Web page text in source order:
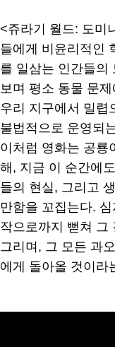
<쥬라기 월드: 도미
들에게 비윤리적인
를 일삼는 인간들의
보며 평소 동물 문
우리 지구에서 밀렵
불법적으로 운영되
이처럼 영화는 공룡
해, 지금 이 순간에
들의 현실, 그리고
만함을 꼬집는다.
작으로까지 뻗쳐 그
그리며, 그 모든 과
에게 돌아올 것이라